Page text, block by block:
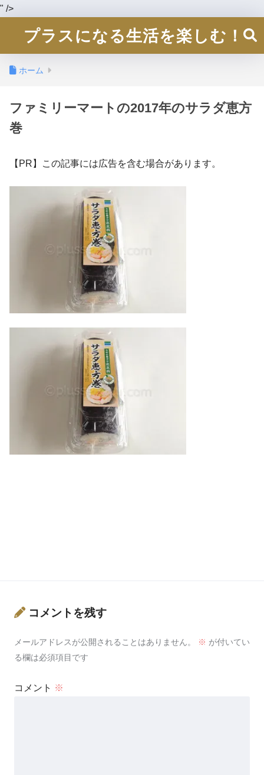
" />
プラスになる生活を楽しむ！
ホーム
ファミリーマートの2017年のサラダ恵方
巻
【PR】この記事には広告を含む場合があります。
コメントを残す
メールアドレスが公開されることはありません。 ※ が付いてい
る欄は必須項目です
コメント ※